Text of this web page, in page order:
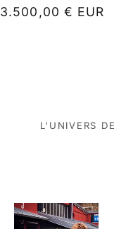
Prix
3.500,00 € EUR
L'UNIVERS